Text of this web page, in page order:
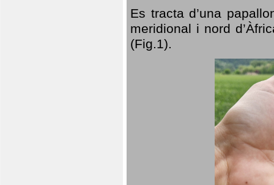
Es tracta d’una
meridional i nord
(Fig.1).